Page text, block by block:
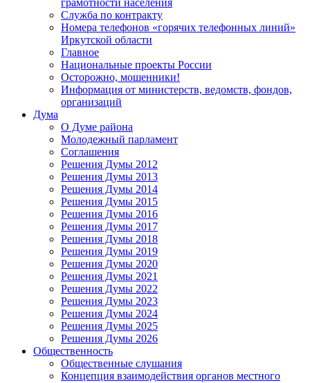
Служба по контракту
Номера телефонов «горячих телефонных линий»
Иркутской области
Главное
Национальные проекты России
Осторожно, мошенники!
Информация от министерств, ведомств, фондов,
организаций
Дума
О Думе района
Молодежный парламент
Соглашения
Решения Думы 2012
Решения Думы 2013
Решения Думы 2014
Решения Думы 2015
Решения Думы 2016
Решения Думы 2017
Решения Думы 2018
Решения Думы 2019
Решения Думы 2020
Решения Думы 2021
Решения Думы 2022
Решения Думы 2023
Решения Думы 2024
Решения Думы 2025
Решения Думы 2026
Общественность
Общественные слушания
Концепция взаимодействия органов местного